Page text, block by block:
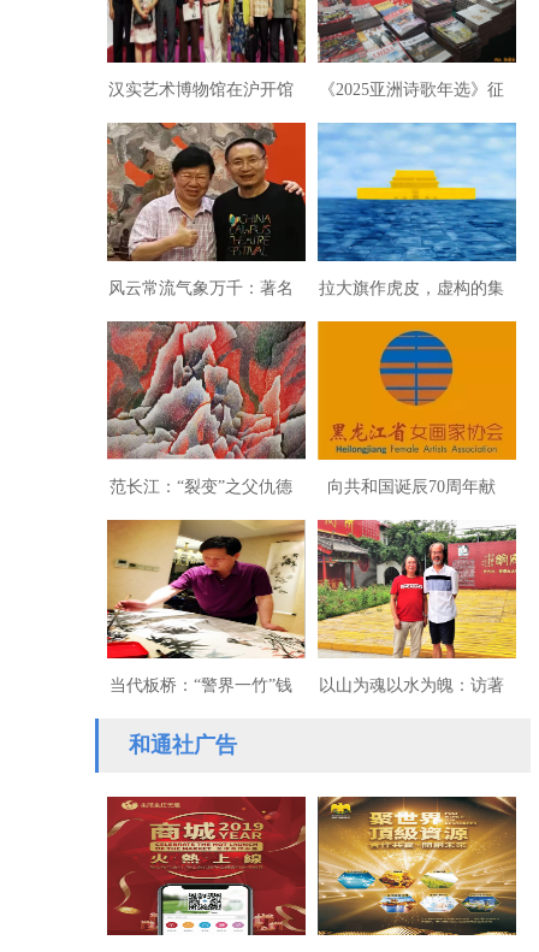
汉实艺术博物馆在沪开馆 《2025亚洲诗歌年选》征
稿启事
风云常流气象万千：著名
书画篆刻家徐庆华
拉大旗作虎皮，虚构的集
体梦魇——张晓刚
范长江：“裂变”之父仇德
树
向共和国诞辰70周年献
礼：黑龙江省女美术家作
品展近日开幕
当代板桥：“警界一竹”钱
德金“为爱而画”
以山为魂以水为魄：访著
和通社广告